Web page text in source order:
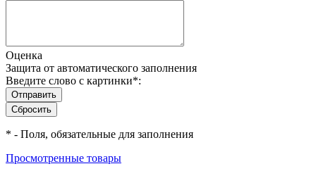
Оценка
Защита от автоматического заполнения
Введите слово с картинки*:
* - Поля, обязательные для заполнения
Просмотренные товары